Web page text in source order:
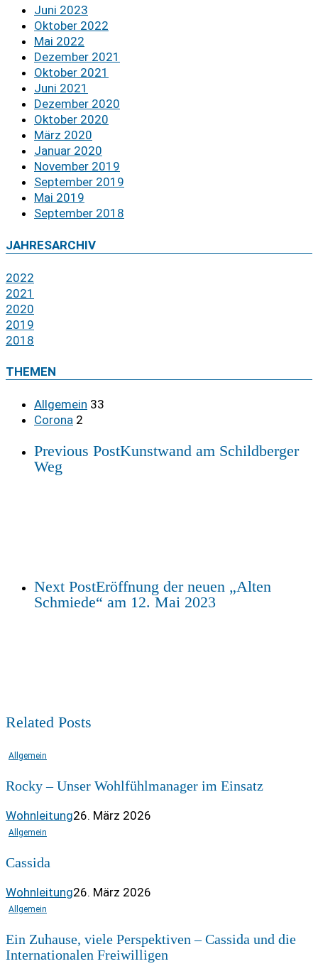
Juni 2023
Oktober 2022
Mai 2022
Dezember 2021
Oktober 2021
Juni 2021
Dezember 2020
Oktober 2020
März 2020
Januar 2020
November 2019
September 2019
Mai 2019
September 2018
JAHRESARCHIV
2022
2021
2020
2019
2018
THEMEN
Allgemein 33
Corona 2
Previous PostKunstwand am Schildberger
Weg
Next PostEröffnung der neuen „Alten
Schmiede“ am 12. Mai 2023
Related Posts
Allgemein
Rocky – Unser Wohlfühlmanager im Einsatz
Wohnleitung26. März 2026
Allgemein
Cassida
Wohnleitung26. März 2026
Allgemein
Ein Zuhause, viele Perspektiven – Cassida und die
Internationalen Freiwilligen